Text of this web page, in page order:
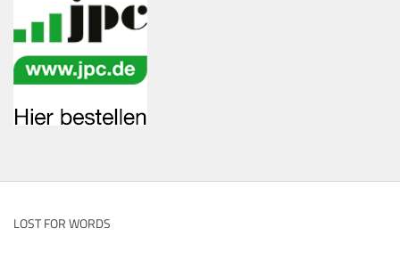
LOST FOR WORDS